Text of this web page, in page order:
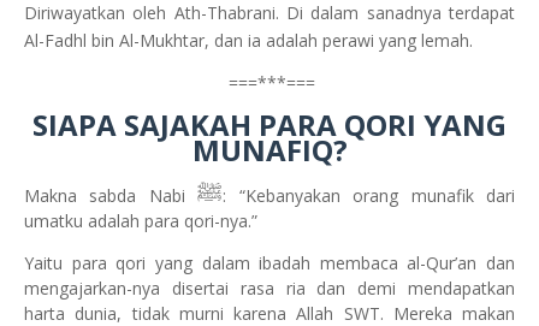
Diriwayatkan oleh Ath-Thabrani. Di dalam sanadnya terdapat
Al-Fadhl bin Al-Mukhtar, dan ia adalah perawi yang lemah.
===***===
SIAPA SAJAKAH PARA QORI YANG
MUNAFIQ?
Makna sabda Nabiﷺ: “Kebanyakan orang munafik dari
umatku adalah para qori-nya.”
Yaitu para qori yang dalam ibadah membaca al-Qur’an dan
mengajarkan-nya disertai rasa ria dan demi mendapatkan
harta dunia, tidak murni karena Allah SWT. Mereka makan